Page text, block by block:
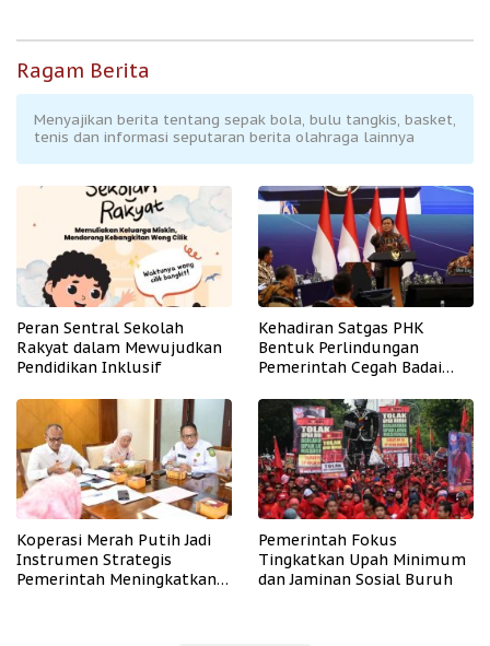
Ragam Berita
Menyajikan berita tentang sepak bola, bulu tangkis, basket,
tenis dan informasi seputaran berita olahraga lainnya
Peran Sentral Sekolah
Rakyat dalam Mewujudkan
Pendidikan Inklusif
Kehadiran Satgas PHK
Bentuk Perlindungan
Pemerintah Cegah Badai
Koperasi Merah Putih Jadi
Instrumen Strategis
Pemerintah Meningkatkan
Pemerintah Fokus
Tingkatkan Upah Minimum
dan Jaminan Sosial Buruh